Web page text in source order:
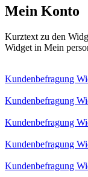
Mein Konto
Kurztext zu den
Widget in Mein
Kundenbefragung
Kundenbefragung
Kundenbefragung
Kundenbefragung
Kundenbefragung